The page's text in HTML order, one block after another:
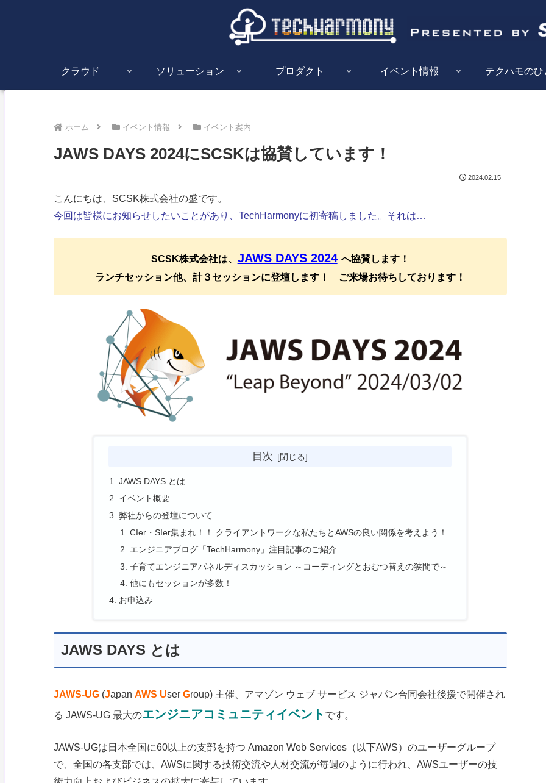
クラウド ソリューション プロダクト イベント情報 テクハモのひ
ホーム イベント情報 イベント案内
JAWS DAYS 2024にSCSKは協賛しています！
2024.02.15
こんにちは、SCSK株式会社の盛です。
今回は皆様にお知らせしたいことがあり、TechHarmonyに初寄稿しました。それは…
SCSK株式会社は、 JAWS DAYS 2024 へ協賛します！
ランチセッション他、計３セッションに登壇します！ ご来場お待ちしております！
目次
JAWS DAYS とは
イベント概要
弊社からの登壇について
CIer・SIer集まれ！！ クライアントワークな私たちとAWSの良い関係を考えよう！
エンジニアブログ「TechHarmony」注目記事のご紹介
子育てエンジニアパネルディスカッション ～コーディングとおむつ替えの狭間で～
他にもセッションが多数！
お申込み
JAWS DAYS とは
JAWS-UG(Japan AWS User Group) 主催、アマゾン ウェブ サービス ジャパン合同会社後援で開催され
る JAWS-UG 最大のエンジニアコミュニティイベント です。
JAWS-UGは日本全国に60以上の支部を持つ Amazon Web Services（以下AWS）のユーザーグループ
で、全国の各支部では、AWSに関する技術交流や人材交流が毎週のように行われ、AWSユーザーの技